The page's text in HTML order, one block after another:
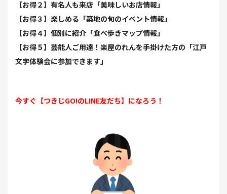
【お得２】有名人も来店「美味しいお店情報」
【お得３】楽しめる「築地の旬のイベント情報」
【お得４】個別に紹介「食べ歩きマップ情報」
【お得５】芸能人ご用達！楽屋のれんを手掛けた方の「江戸
文字体験会に参加できます」
今すぐ【つきじGO!のLINE友だち】になろう！